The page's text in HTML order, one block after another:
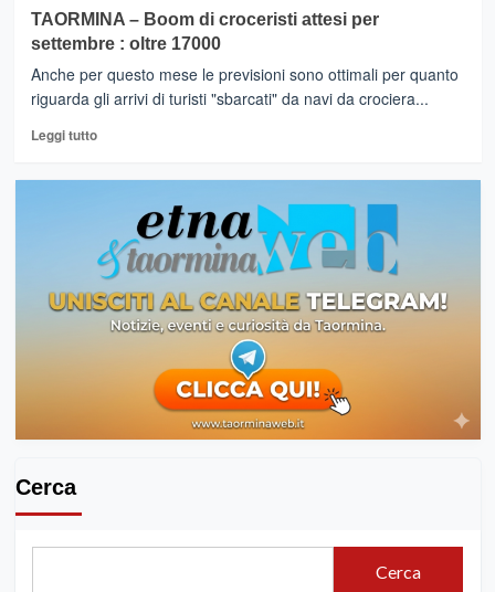
le
nuove
mete
dei
crocieristi
arrivano
Sicilia
Torri
e
fari
di
Sicilia
in
TAORMINA – Boom di croceristi attesi per
settembre : oltre 17000
Anche per questo mese le previsioni sono ottimali per quanto
riguarda gli arrivi di turisti "sbarcati" da navi da crociera...
Leggi tuttoLeggi
TAORMINA
Boom
di
croceristi
attesi
Cerca
Cerca